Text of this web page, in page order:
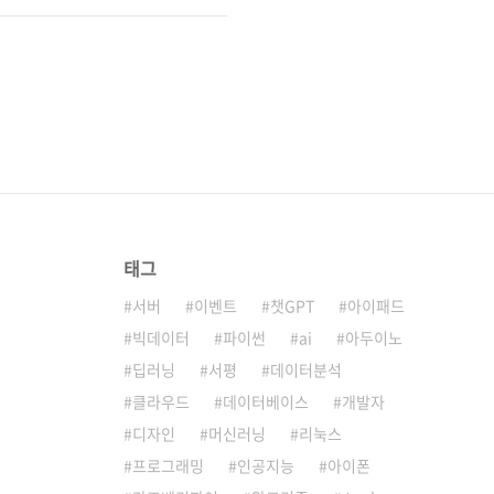
태그
서버 이벤트 챗GPT
아이패드
빅데이터
파이썬 ai
아두이노
딥러닝
서평
데이터분석
클라우드
데이터베이스
개발자
디자인
머신러닝
리눅스
프로그래밍
인공지능
아이폰